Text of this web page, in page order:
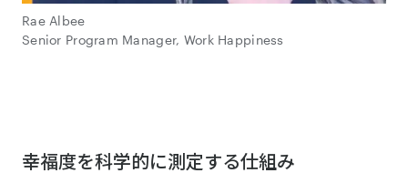
Rae Albee
Senior Program Manager, Work Happiness
幸福度を科学的に測定する仕組み